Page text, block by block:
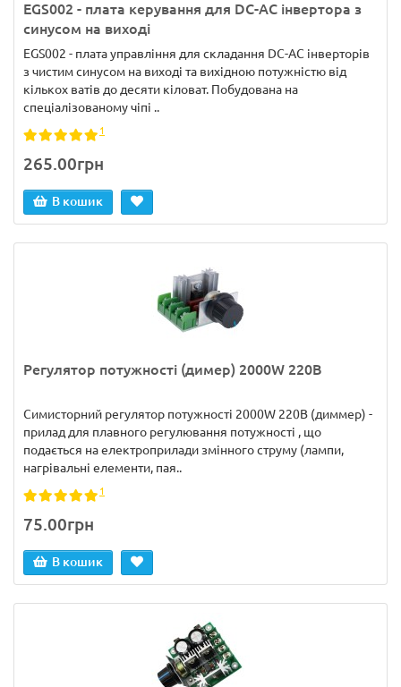
EGS002 - плата керування для DC-AC інвертора з
синусом на виході
EGS002 - плата управління для складання DC-AC інверторів
з чистим синусом на виході та вихідною потужністю від
кількох ватів до десяти кіловат. Побудована на
спеціалізованому чіпі ..
1
265.00грн
В кошик
Регулятор потужності (димер) 2000W 220В
Симисторний регулятор потужності 2000W 220В (диммер) -
прилад для плавного регулювання потужності , що
подається на електроприлади змінного струму (лампи,
нагрівальні елементи, пая..
1
75.00грн
В кошик